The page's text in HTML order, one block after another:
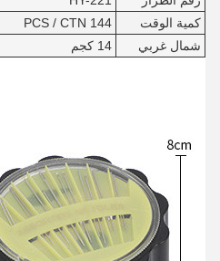
كمية الوقت
144 PCS / CTN
شمال غربي
14 كجم